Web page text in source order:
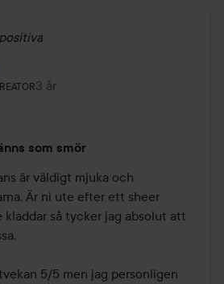
roll: Lyko Creator.
3 år
Inlägget skapades 3 år
som smör
är väldigt mjuka och
Är ni ute efter ett sheer
kladdar så tycker jag absolut att
5/5 men jag personligen